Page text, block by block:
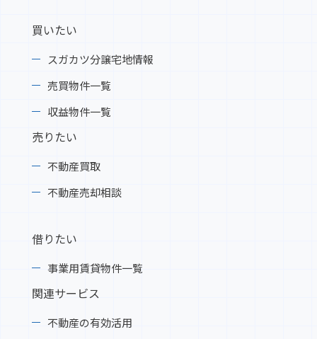
買いたい
スガカツ分譲宅地情報
売買物件一覧
収益物件一覧
売りたい
不動産買取
不動産売却相談
借りたい
事業用賃貸物件一覧
関連サービス
不動産の有効活用